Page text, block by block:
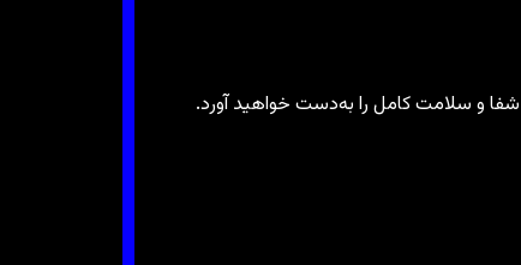
و سلامت کامل را به‌دست خواهید آورد.